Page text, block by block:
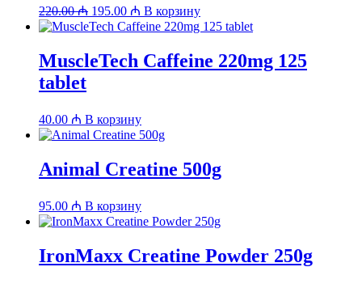
220.00₼ Первоначальная
цена
составляла
220.00 ₼.
195.00 ₼ Текущая
цена:
В корзину
MuscleTech Caffeine 220mg 125
tablet
40.00 ₼ В корзину
Animal Creatine 500g
95.00 ₼ В корзину
IronMaxx Creatine Powder 250g